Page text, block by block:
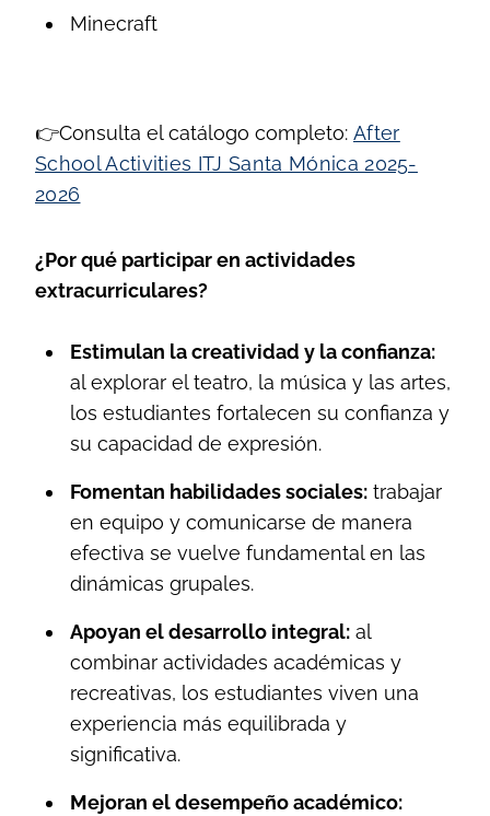
Minecraft
👉Consulta el catálogo completo: After
School Activities ITJ Santa Mónica 2025-
2026
¿Por qué participar en actividades
extracurriculares?
Estimulan la creatividad y la confianza:
al explorar el teatro, la música y las artes,
los estudiantes fortalecen su confianza y
su capacidad de expresión.
Fomentan habilidades sociales: trabajar
en equipo y comunicarse de manera
efectiva se vuelve fundamental en las
dinámicas grupales.
Apoyan el desarrollo integral: al
combinar actividades académicas y
recreativas, los estudiantes viven una
experiencia más equilibrada y
significativa.
Mejoran el desempeño académico: